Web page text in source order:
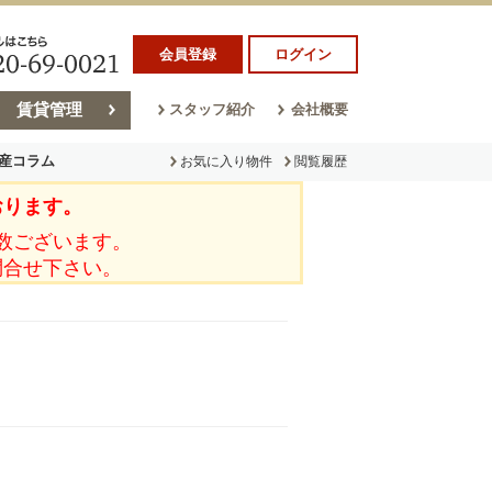
会員登録 ログイン
賃貸管理 スタッフ紹介 会社概要
コラム
ム
お気に入り物件 閲覧履歴
ます。
ざいます。
せ下さい。